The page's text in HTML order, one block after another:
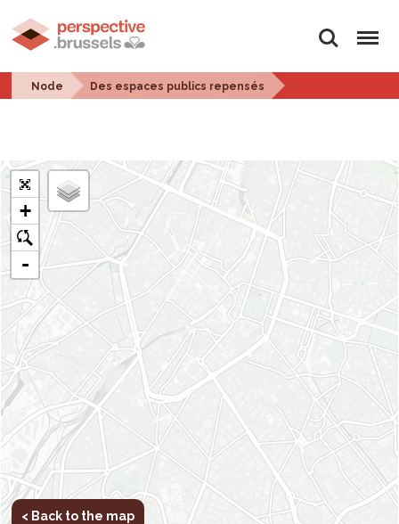
Search Menu
Node Des espaces publics repensés
+
o
-
< Back to the map